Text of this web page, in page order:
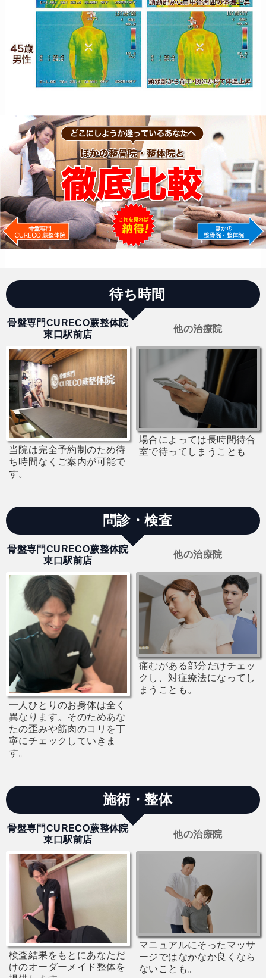
待ち時間
骨盤専門CURECO蕨整体院
東口駅前店
当院は完全予約制のため待
ち時間なくご案内が可能で
す。
他の治療院
場合によっては長時間待合
室で待ってしまうことも
問診・検査
骨盤専門CURECO蕨整体院
東口駅前店
一人ひとりのお身体は全く
異なります。そのためあな
たの歪みや筋肉のコリを丁
寧にチェックしていきま
す。
他の治療院
痛むがある部分だけチェッ
クし、対症療法になってし
まうことも。
施術・整体
骨盤専門CURECO蕨整体院
東口駅前店
検査結果をもとにあなただ
けのオーダーメイド整体を
他の治療院
マニュアルにそったマッサ
ージではなかなか良くなら
ないことも。